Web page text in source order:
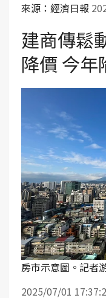
來源：經濟日報
建商傳鬆
降價 今年
房市示意圖。記者
2025/07/01